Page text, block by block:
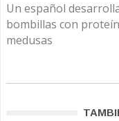
Un español
bombillas con
medusas